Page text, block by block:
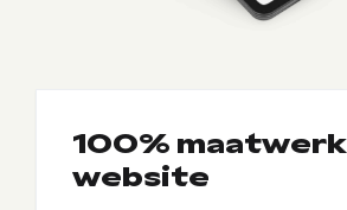
100% maatwerk
website